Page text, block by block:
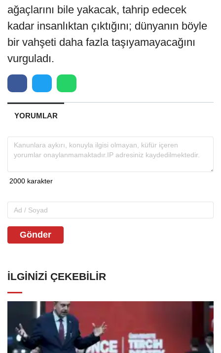
ağaçlarını bile yakacak, tahrip edecek
kadar insanlıktan çıktığını; dünyanın böyle
bir vahşeti daha fazla taşıyamayacağını
vurguladı.
YORUMLAR
Gönder
İLGINIZI ÇEKEBILIR